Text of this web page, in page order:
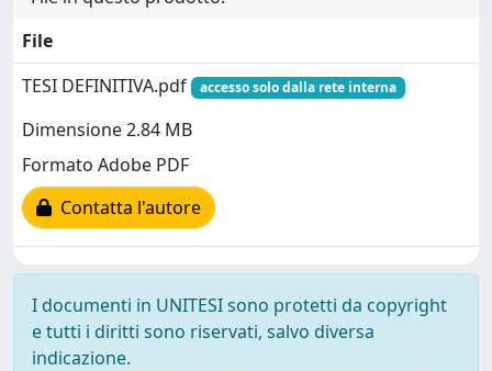
File
TESI DEFINITIVA.pdf
accesso solo dalla rete interna
Dimensione 2.84 MB
Formato Adobe PDF
Contatta l'autore
I documenti in UNITESI sono protetti da copyright
e tutti i diritti sono riservati, salvo diversa
indicazione.